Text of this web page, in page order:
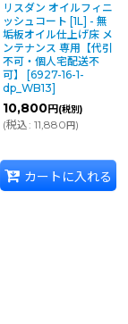
リスダン オイルフィニ
ッシュコート [1L] - 無
垢板オイル仕上げ床 メ
ンテナンス 専用【代引
不可・個人宅配送不
可】
[6927-16-1-
dp_WB13]
10,800円 (税別)
(税込: 11,880円)
カートに入れる